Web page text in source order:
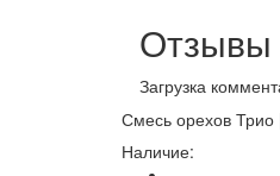
Отзывы
Загрузка
Смесь орехов Трио
Наличие: